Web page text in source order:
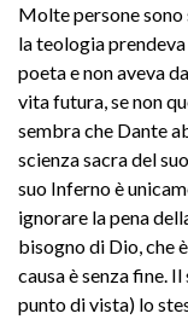
Molte persone
la teologia
poeta e non aveva
vita futura, se non
sembra che Dante
scienza sacra del
suo Inferno è
ignorare la pena
bisogno di Dio, che
causa è senza fine.
punto di vista) lo